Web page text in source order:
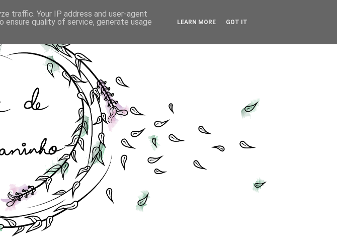
traffic. Your IP address and user-agent
ensure quality of service, generate usage
LEARN MORE GOT IT